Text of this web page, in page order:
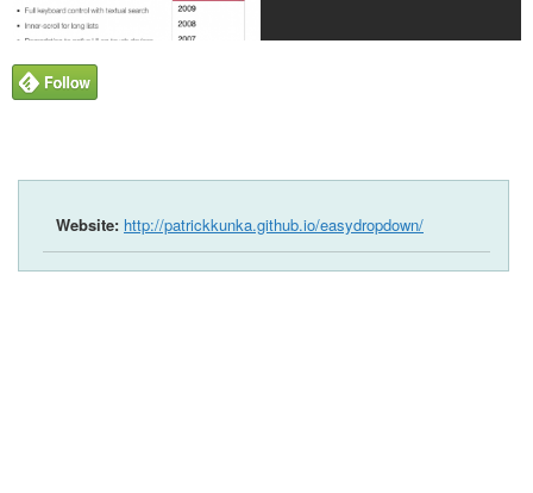
Website: http://patrickkunka.github.io/easydropdown/